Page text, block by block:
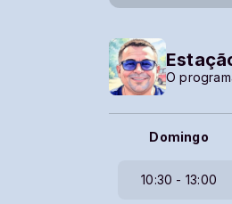
O
Domingo
10:30 - 13:00